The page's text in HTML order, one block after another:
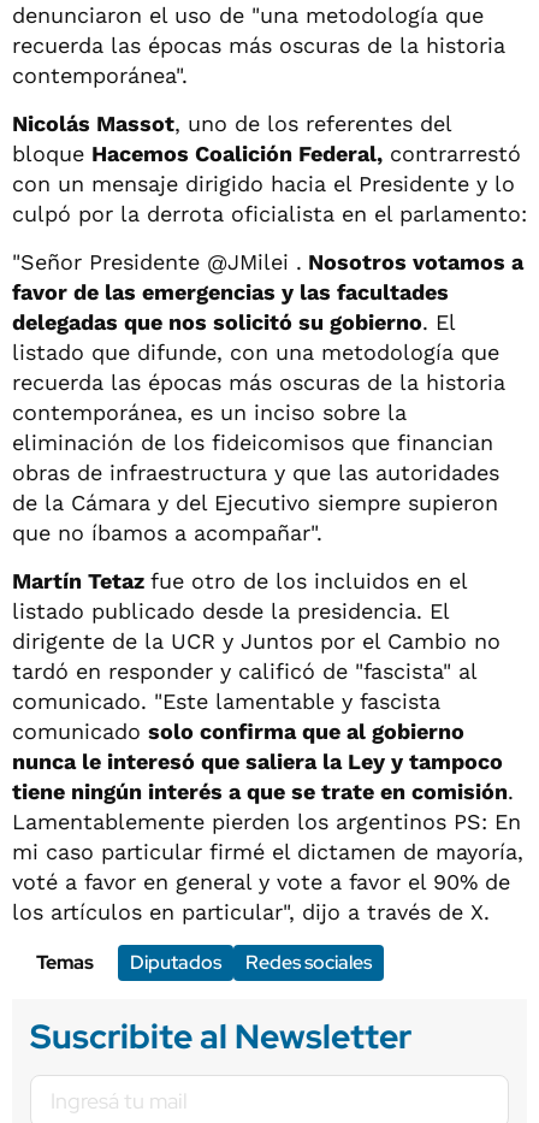
denunciaron el uso de "una metodología que
recuerda las épocas más oscuras de la historia
contemporánea".
Nicolás Massot, uno de los referentes del
bloque Hacemos Coalición Federal, contrarrestó
con un mensaje dirigido hacia el Presidente y lo
culpó por la derrota oficialista en el parlamento:
"Señor Presidente @JMilei . Nosotros votamos a
favor de las emergencias y las facultades
delegadas que nos solicitó su gobierno. El
listado que difunde, con una metodología que
recuerda las épocas más oscuras de la historia
contemporánea, es un inciso sobre la
eliminación de los fideicomisos que financian
obras de infraestructura y que las autoridades
de la Cámara y del Ejecutivo siempre supieron
que no íbamos a acompañar".
Martín Tetaz fue otro de los incluidos en el
listado publicado desde la presidencia. El
dirigente de la UCR y Juntos por el Cambio no
tardó en responder y calificó de "fascista" al
comunicado. "Este lamentable y fascista
comunicado solo confirma que al gobierno
nunca le interesó que saliera la Ley y tampoco
tiene ningún interés a que se trate en comisión.
Lamentablemente pierden los argentinos PS: En
mi caso particular firmé el dictamen de mayoría,
voté a favor en general y vote a favor el 90% de
los artículos en particular", dijo a través de X.
Temas
Diputados Redes sociales
Suscribite al Newsletter